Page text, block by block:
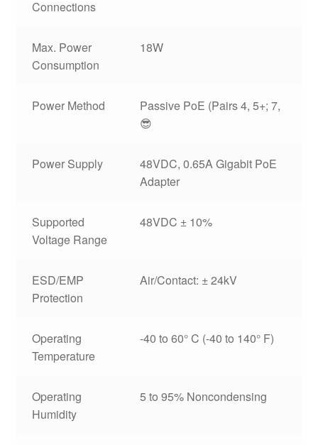
Connections
Max. Power
Consumption
18W
Power Method
Passive PoE (Pairs 4, 5+; 7,
😎
Power Supply
48VDC, 0.65A Gigabit PoE
Adapter
Supported
Voltage Range
48VDC ± 10%
ESD/EMP
Protection
Air/Contact: ± 24kV
Operating
Temperature
-40 to 60° C (-40 to 140° F)
Operating
Humidity
5 to 95% Noncondensing